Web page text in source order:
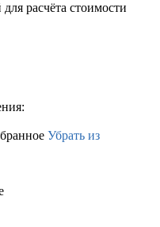
расчёта стоимости
Убрать из